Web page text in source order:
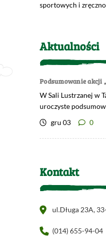
sportowych i
Aktualności
Podsumowanie akcji
W Sali Lustrzanej w
uroczyste
gru 03
0
Kontakt
ul.Długa 23A,
(014) 655-94-04